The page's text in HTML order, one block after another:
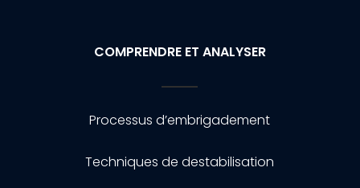
COMPRENDRE ET ANALYSER
Processus d’embrigadement
Techniques de destabilisation